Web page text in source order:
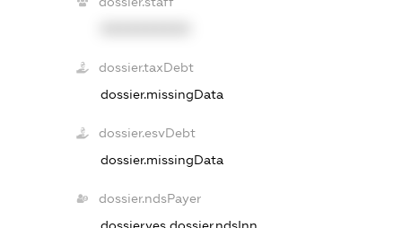
dossier.taxDebt
dossier.missingData
dossier.esvDebt
dossier.missingData
dossier.ndsPayer